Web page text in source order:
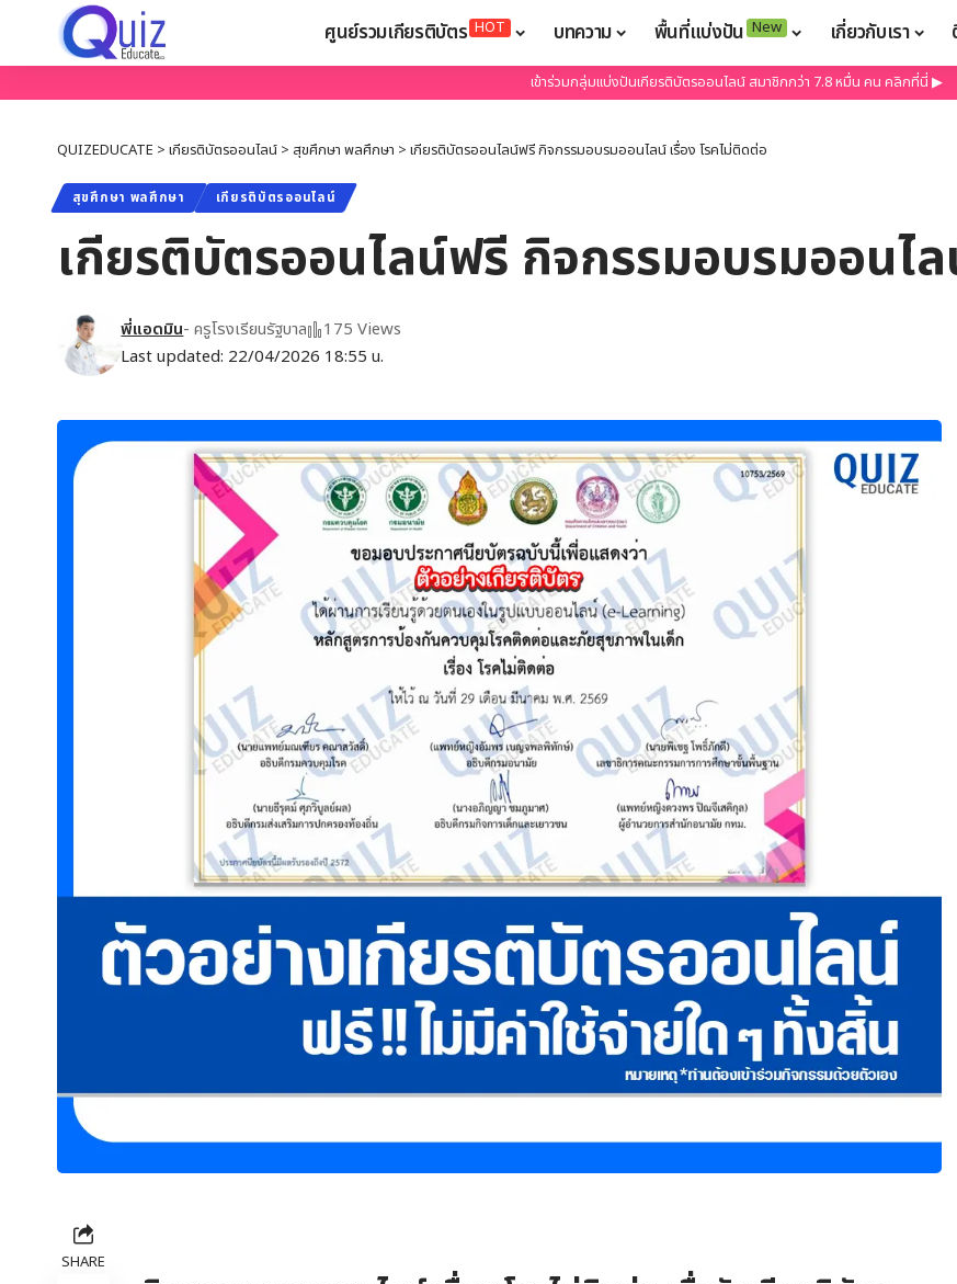
ศูนย์รวมเกียรติบัตร HOT บทความ พื้นที่แบ่งปัน New เกี่ยวกับเรา
เข้าร่วมกลุ่มแบ่งปันเกียรติบัตรออนไลน์ สมาชิกกว่า 7.8 หมื่น คน คลิกที่นี่ ▶
QUIZEDUCATE > เกียรติบัตรออนไลน์ > สุขศึกษา พลศึกษา > เกียรติบัตรออนไลน์ฟรี กิจกรรมอบรมออนไลน์ เรื่อง โรคไม่ติดต่อ
สุขศึกษา พลศึกษา เกียรติบัตรออนไลน์
เกียรติบัตรออนไลน์ฟรี กิจกรรมอบรมออนไ
Last updated: 22/04/2026 18:55 น.
พี่แอดมิน- ครูโรงเรียนรัฐบาล 175 Views
SHARE